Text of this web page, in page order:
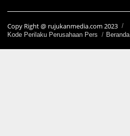
Copy Right @ rujukanmedia.com 2023
Kode Perilaku Perusahaan Pers Beranda